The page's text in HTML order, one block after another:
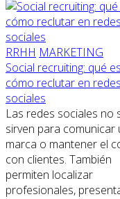
RRHH MARKETING
Social recruiting: qué
cómo reclutar en redes
sociales
Las redes sociales no
sirven para comunicar
marca o mantener el
con clientes. También
permiten localizar
profesionales,